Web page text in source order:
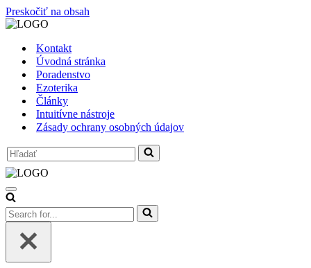
Preskočiť na obsah
Kontakt
Úvodná stránka
Poradenstvo
Ezoterika
Články
Intuitívne nástroje
Zásady ochrany osobných údajov
Search
for...
Menu
navigácie
Search
for...